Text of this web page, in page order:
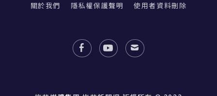
關於我們 隱私權保護聲明 使用者資料刪除